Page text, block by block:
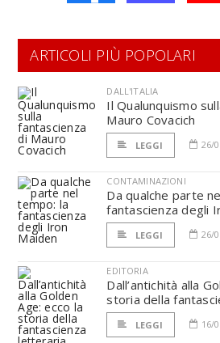
ARTICOLI PIÙ POPOLARI
DALL'ITALIA
Il Qualunquismo
Mauro Covacich
LEGGI 26/
CONTAMINAZIONI
Da qualche parte
fantascienza degli
LEGGI 26/
EDITORIA
Dall’antichità alla
storia della
LEGGI 16/